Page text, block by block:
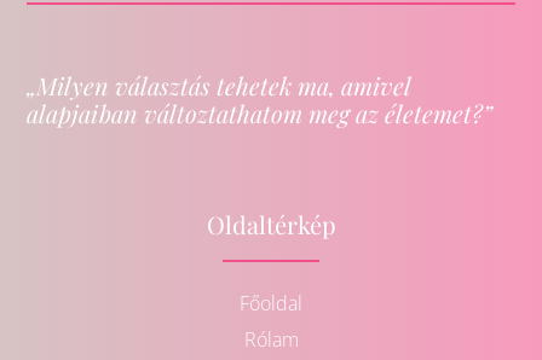
„Milyen választás tehetek ma, amivel
alapjaiban változtathatom meg az életemet?”
Oldaltérkép
Főoldal
Rólam